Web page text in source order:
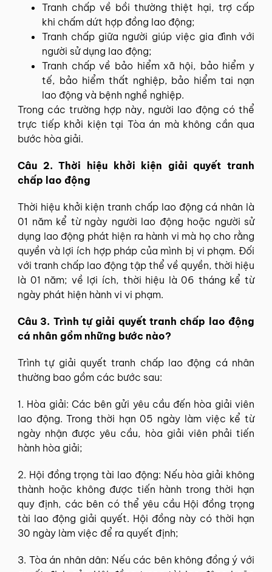
Tranh chấp về bồi thường thiệt hại, trợ cấp
khi chấm dứt hợp đồng lao động;
Tranh chấp giữa người giúp việc gia đình với
người sử dụng lao động;
Tranh chấp về bảo hiểm xã hội, bảo hiểm y
tế, bảo hiểm thất nghiệp, bảo hiểm tai nạn
lao động và bệnh nghề nghiệp.
Trong các trường hợp này, người lao động có thể
trực tiếp khởi kiện tại Tòa án mà không cần qua
bước hòa giải.
Câu 2. Thời hiệu khởi kiện giải quyết tranh
chấp lao động
Thời hiệu khởi kiện tranh chấp lao động cá nhân là
01 năm kể từ ngày người lao động hoặc người sử
dụng lao động phát hiện ra hành vi mà họ cho rằng
quyền và lợi ích hợp pháp của mình bị vi phạm. Đối
với tranh chấp lao động tập thể về quyền, thời hiệu
là 01 năm; về lợi ích, thời hiệu là 06 tháng kể từ
ngày phát hiện hành vi vi phạm.
Câu 3. Trình tự giải quyết tranh chấp lao động
cá nhân gồm những bước nào?
Trình tự giải quyết tranh chấp lao động cá nhân
thường bao gồm các bước sau:
1. Hòa giải: Các bên gửi yêu cầu đến hòa giải viên
lao động. Trong thời hạn 05 ngày làm việc kể từ
ngày nhận được yêu cầu, hòa giải viên phải tiến
hành hòa giải;
2. Hội đồng trọng tài lao động: Nếu hòa giải không
thành hoặc không được tiến hành trong thời hạn
quy định, các bên có thể yêu cầu Hội đồng trọng
tài lao động giải quyết. Hội đồng này có thời hạn
30 ngày làm việc để ra quyết định;
3. Tòa án nhân dân: Nếu các bên không đồng ý với